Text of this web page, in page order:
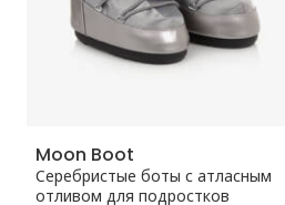
Moon Boot
Серебристые боты с атласным
отливом для подростков